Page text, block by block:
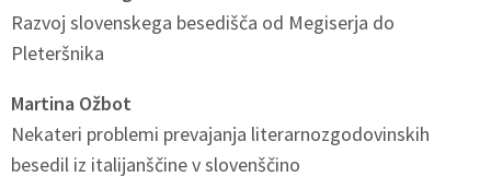
Razvoj slovenskega besedišča od Megiserja do
Pleteršnika
Martina Ožbot
Nekateri problemi prevajanja literarnozgodovinskih
besedil iz italijanščine v slovenščino